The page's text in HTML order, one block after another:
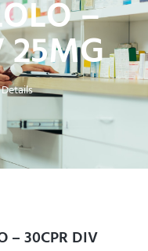
–
25MG
– 30CPR DIV